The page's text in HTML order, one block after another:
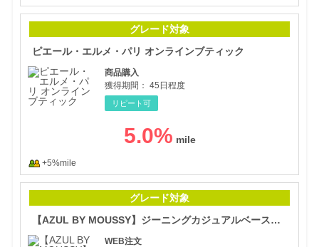
グレード対象
ピエール・エルメ・パリ オンラインブティック
商品購入
獲得期間： 45日程度
リピート可
5.0%
+5%mile
グレード対象
【AZUL BY MOUSSY】ジーニングカジュアルベースのメンズ＆レディーススタイル
WEB注文